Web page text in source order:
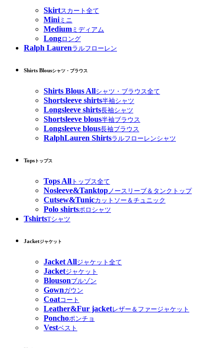
Skirtスカート全て
Miniミニ
Medium ミディアム
Longロング
Ralph Laurenラルフローレン
Shirts Blousシャツ・ブラウス
Shirts Blous Allシャツ・ブラウス全て
Shortsleeve shirts半袖シャツ
Longsleeve shirts長袖シャツ
Shortsleeve blous半袖ブラウス
Longsleeve blous長袖ブラウス
RalphLauren Shirtsラルフローレンシャツ
Tops トップス
Tops All トップス全て
Nosleeve&Tanktop ノースリーブ＆タンクトップ
Cutsew&Tunicカットソー＆チュニック
Polo shirtsポロシャツ
TshirtsTシャツ
Jacketジャケット
Jacket Allジャケット全て
Jacketジャケット
Blousonブルゾン
Gownガウン
Coatコート
Leather&Fur jacketレザー＆ファージャケット
Ponchoポンチョ
Vestベスト